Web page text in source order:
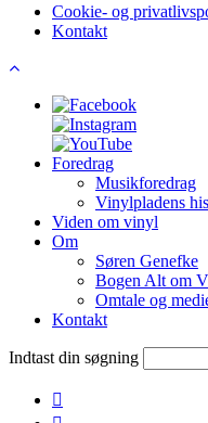
Cookie- og
Kontakt
Foredrag
Musikforedrag
Vinylpladens
Viden om vinyl
Om
Søren Genefke
Bogen Alt om
Omtale og
Kontakt
Indtast din søgning